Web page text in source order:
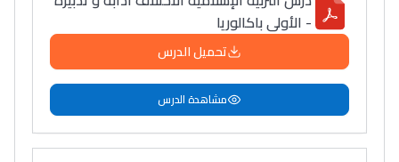
- الأولى باكالوريا
تحميل الدرس
مشاهدة الدرس